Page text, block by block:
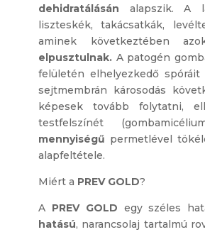
dehidratálásán alapszik. A
liszteskék, takácsatkák,
aminek következtében
elpusztulnak. A patogén
felületén elhelyezkedő
sejtmembrán károsodás
képesek tovább folytatni,
testfelszínét
mennyiségű permetlével
alapfeltétele.
Miért a PREV GOLD?
A PREV GOLD egy széles
hatású, narancsolaj tartalmú